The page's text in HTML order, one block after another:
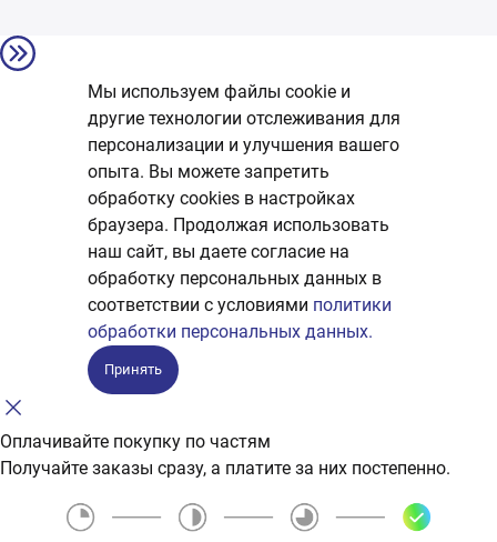
Мы используем файлы cookie и
другие технологии отслеживания для
персонализации и улучшения вашего
опыта. Вы можете запретить
обработку сookies в настройках
браузера. Продолжая использовать
наш сайт, вы даете согласие на
обработку персональных данных в
соответствии с условиями политики
обработки персональных данных.
Принять
Оплачивайте покупку по частям
Получайте заказы сразу, а платите за них постепенно.